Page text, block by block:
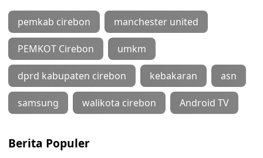
pemkab cirebon manchester united
PEMKOT Cirebon umkm
dprd kabupaten cirebon kebakaran asn
samsung walikota cirebon Android TV
Berita Populer